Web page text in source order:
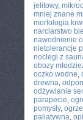
jelitowy,
mniej znane
morfologia krwi
narciarstwo
nawodnienie
nietolerancje
noclegi z
obozy
oczko wodne,
drewna,
odżywianie
parapecie,
pomysły,
paliatywna,